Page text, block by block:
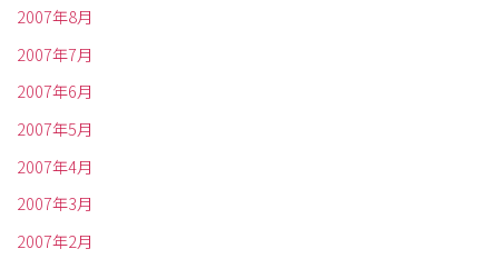
2007年8月
2007年7月
2007年6月
2007年5月
2007年4月
2007年3月
2007年2月